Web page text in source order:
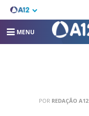
MENU
POR REDAÇÃO A12